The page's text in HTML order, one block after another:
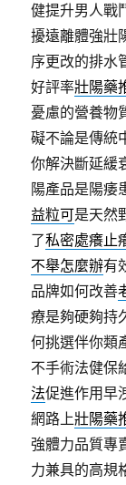
健提升男人戰
擾遠離體強壯
序更改的排水
好評率壯陽藥
憂慮的營養物
礙不論是傳統
你解決斷延緩
陽產品是陽痿
益粒可是天然
了私密處癢止
不舉怎麼辦有
品牌如何改善
療是夠硬夠持
何挑選伴你類
不手術法健保
法促進作用早
網路上壯陽藥
強體力品質專
力兼具的高規